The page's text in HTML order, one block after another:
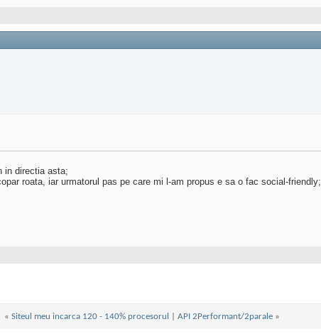
in directia asta;
roata, iar urmatorul pas pe care mi l-am propus e sa o fac social-friendly;
« Siteul meu incarca 120 - 140% procesorul API 2Performant/2parale »